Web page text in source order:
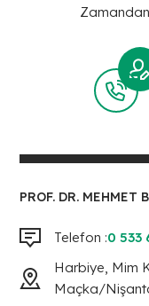
PROF. DR. MEHMET
Telefon :0 533
Harbiye, Mim
Maçka/